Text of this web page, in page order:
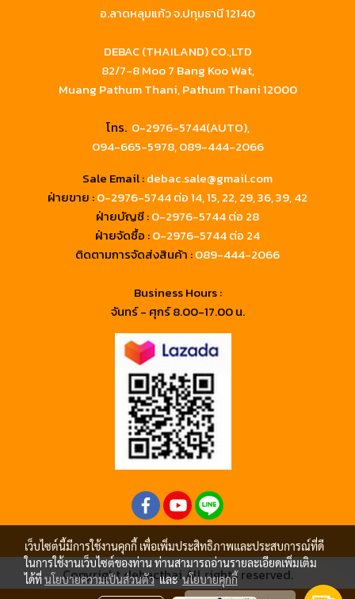
อ.ลาดหลุมแก้ว จ.ปทุมธานี 12140
DEBAC (THAILAND) CO.,LTD
82/7-8 Moo 7 Bang Koo Wat,
Muang Pathum Thani, Pathum Thani 12000
โทร. 0-2976-5744(AUTO),
094-665-5978,089-444-2066
Sale Email :debac.sale@gmail.com
ฝ่ายขาย :0-2976-5744ต่อ 14, 15, 22, 29, 36, 39, 42
ฝ่ายบัญชี :0-2976-5744 ต่อ 28
ฝ่ายจัดซื้อ :0-2976-5744 ต่อ 24
ติดตามการจัดส่งสินค้า :089-444-2066
Business Hours :
จันทร์ - ศุกร์ 8.00-17.00 น.
Copyright debacthai All rights reserved.
เว็บไซต์นี้มีการใช้งานคุกกี้ เพื่อเพิ่มประสิทธิภาพและประสบการณ์ที่ดี
ในการใช้งานเว็บไซต์ของท่าน ท่านสามารถอ่านรายละเอียดเพิ่มเติม
ได้ที่นโยบายความเป็นส่วนตัวและนโยบายคุกกี้